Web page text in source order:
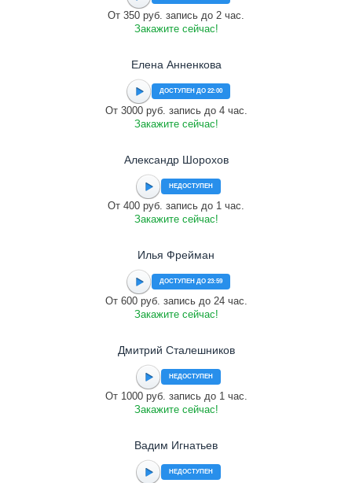
От 350 руб. запись до 2 час.
Закажите сейчас!
Елена Анненкова
ДОСТУПЕН ДО 22:00
От 3000 руб. запись до 4 час.
Закажите сейчас!
Александр Шорохов
НЕДОСТУПЕН
От 400 руб. запись до 1 час.
Закажите сейчас!
Илья Фрейман
ДОСТУПЕН ДО 23:59
От 600 руб. запись до 24 час.
Закажите сейчас!
Дмитрий Сталешников
НЕДОСТУПЕН
От 1000 руб. запись до 1 час.
Закажите сейчас!
Вадим Игнатьев
НЕДОСТУПЕН